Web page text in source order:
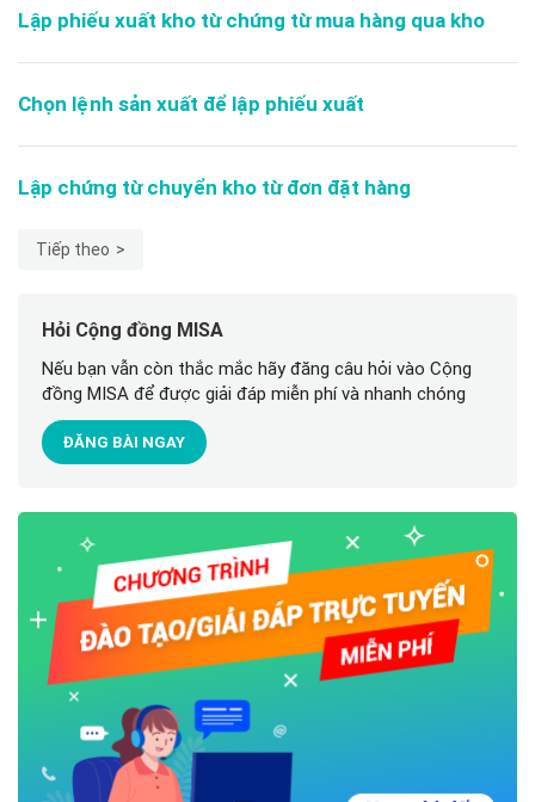
Lập phiếu xuất kho từ chứng từ mua hàng qua kho
Chọn lệnh sản xuất để lập phiếu xuất
Lập chứng từ chuyển kho từ đơn đặt hàng
Tiếp theo
Hỏi Cộng đồng MISA
Nếu bạn vẫn còn thắc mắc hãy đăng câu hỏi vào Cộng
đồng MISA để được giải đáp miễn phí và nhanh chóng
ĐĂNG BÀI NGAY